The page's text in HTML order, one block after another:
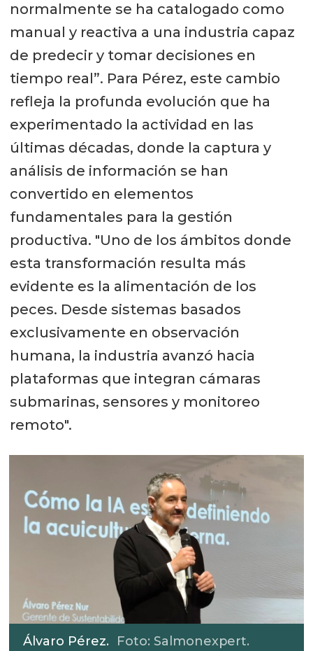
normalmente se ha catalogado como
manual y reactiva a una industria capaz
de predecir y tomar decisiones en
tiempo real”. Para Pérez, este cambio
refleja la profunda evolución que ha
experimentado la actividad en las
últimas décadas, donde la captura y
análisis de información se han
convertido en elementos
fundamentales para la gestión
productiva. "Uno de los ámbitos donde
esta transformación resulta más
evidente es la alimentación de los
peces. Desde sistemas basados
exclusivamente en observación
humana, la industria avanzó hacia
plataformas que integran cámaras
submarinas, sensores y monitoreo
remoto".
Álvaro Pérez. Foto: Salmonexpert.